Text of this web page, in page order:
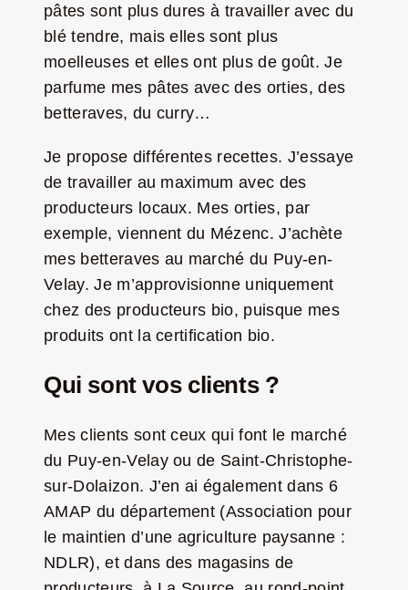
pâtes sont plus dures à travailler avec du
blé tendre, mais elles sont plus
moelleuses et elles ont plus de goût. Je
parfume mes pâtes avec des orties, des
betteraves, du curry…
Je propose différentes recettes. J’essaye
de travailler au maximum avec des
producteurs locaux. Mes orties, par
exemple, viennent du Mézenc. J’achète
mes betteraves au marché du Puy-en-
Velay. Je m’approvisionne uniquement
chez des producteurs bio, puisque mes
produits ont la certification bio.
Qui sont vos clients ?
Mes clients sont ceux qui font le marché
du Puy-en-Velay ou de Saint-Christophe-
sur-Dolaizon. J’en ai également dans 6
AMAP du département (Association pour
le maintien d’une agriculture paysanne :
NDLR), et dans des magasins de